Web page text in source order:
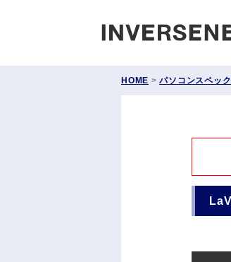
HOME >パソコンスペッ